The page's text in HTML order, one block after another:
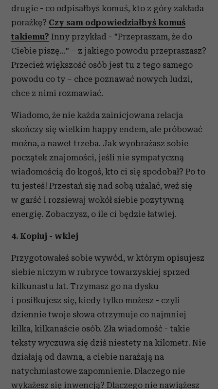
drugie - co odpisałbyś komuś, kto z góry zakłada
porażkę? Czy sam odpowiedziałbyś komuś
takiemu? Inny przykład - "Przepraszam, że do
Ciebie piszę..." – z jakiego powodu przepraszasz?
Przecież większość osób jest tu z tego samego
powodu co ty – chce poznawać nowych ludzi,
chce z nimi rozmawiać.
Wiadomo, że nie każda zainicjowana relacja
skończy się wielkim happy endem, ale próbować
można, a nawet trzeba. Jak wyobrażasz sobie
początek znajomości, jeśli nie sympatyczną
wiadomością do kogoś, kto ci się spodobał? Po to
tu jesteś! Przestań się nad sobą użalać, weź się
w garść i rozsiewaj wokół siebie pozytywną
energię. Zobaczysz, o ile ci będzie łatwiej.
4. Kopiuj - wklej
Przygotowałeś sobie wywód, w którym opisujesz
siebie niczym w rubryce towarzyskiej sprzed
kilkunastu lat. Trzymasz go na dysku
i posiłkujesz się, kiedy tylko możesz - czyli
dziennie twoje słowa otrzymuje co najmniej
kilka, kilkanaście osób. Zła wiadomość - takie
teksty wyczuwa się dziś niestety na kilometr. Nie
działają od dawna, a ciebie narażają na
natychmiastowe zapomnienie. Dlaczego nie
wykażesz się inwencją? Dlaczego nie nawiążesz